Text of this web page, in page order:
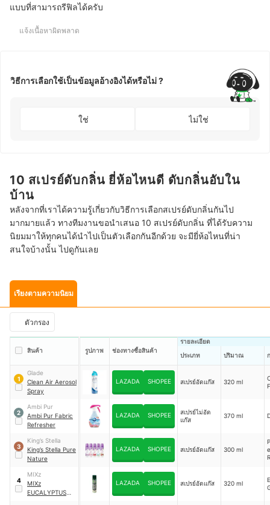
แบบที่สามารถรีฟิลได้ครับ
แจ้งเนื้อหาผิดพลาด
วิธีการเลือกใช้เป็นข้อมูลอ้างอิงได้หรือไม่ ?
ใช่ ไม่ใช่
10 สเปรย์ดับกลิ่น ยี่ห้อไหนดี ดับกลิ่นอับใน
บ้าน
หลังจากที่เราได้ความรู้เกี่ยวกับวิธีการเลือกสเปรย์ดับกลิ่นกันไป
มากมายแล้ว ทางทีมงานขอนำเสนอ 10 สเปรย์ดับกลิ่น ที่ได้รับความ
นิยมมาให้ทุกคนได้นำไปเป็นตัวเลือกกันอีกด้วย จะมียี่ห้อไหนที่น่า
สนใจบ้างนั้น ไปดูกันเลย
เรียงตามความนิยม
ตัวกรอง
สินค้า รูปภาพ ช่องทางซื้อสินค้า
รายละเอียด
ประเภท
ปริมาณ
1
Glade
Clean Air Aerosol
Spray
LAZADA SHOPEE สเปรย์อัดแก๊ส 320 ml
2
Ambi Pur
Ambi Pur Fabric
Refresher
LAZADA SHOPEE
สเปรย์ไม่อัด
แก๊ส
370 ml
3
King’s Stella
King’s Stella Pure
Nature
LAZADA SHOPEE สเปรย์อัดแก๊ส 300 ml
4
MIXz
MIXz
EUCALYPTUS
LAZADA SHOPEE สเปรย์อัดแก๊ส 320 ml